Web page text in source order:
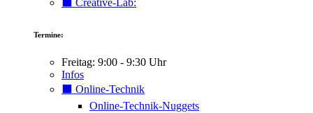
⬛️ Creative-Lab:
Termine:
Freitag: 9:00 - 9:30 Uhr
Infos
⬛️ Online-Technik
Online-Technik-Nuggets